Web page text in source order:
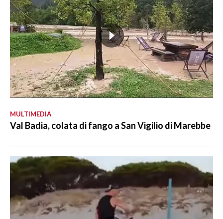
MULTIMEDIA
Val Badia, colata di fango a San Vigilio di Marebbe